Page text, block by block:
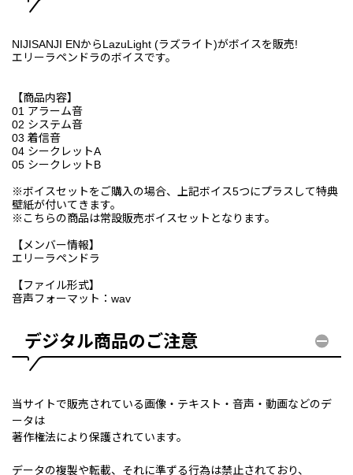
NIJISANJI ENからLazuLight (ラズライト)がボイスを販売!
エリーラペンドラのボイスです。
【商品内容】
01 アラーム音
02 システム音
03 着信音
04 シークレットA
05 シークレットB
※ボイスセットをご購入の場合、上記ボイス5つにプラスして特典
壁紙が付いてきます。
※こちらの商品は常設販売ボイスセットとなります。
【メンバー情報】
エリーラペンドラ
【ファイル形式】
音声フォーマット：wav
デジタル商品のご注意
当サイトで販売されている画像・テキスト・音声・動画などのデ
ータは
著作権法により保護されています。
データの複製や転載、それに準ずる行為は禁止されており、